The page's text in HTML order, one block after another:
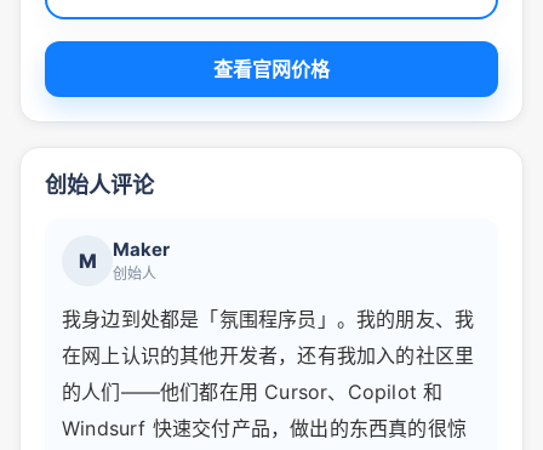
查看官网价格
创始人评论
M Maker
创始人
我身边到处都是「氛围程序员」。我的朋友、我
在网上认识的其他开发者，还有我加入的社区里
的人们——他们都在用 Cursor、Copilot 和
Windsurf 快速交付产品，做出的东西真的很惊